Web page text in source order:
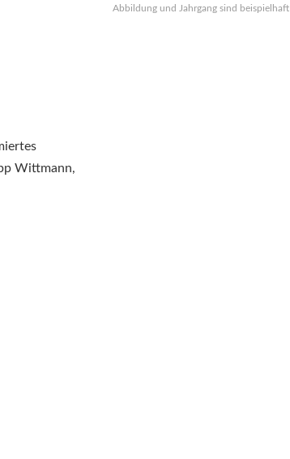
Wittmann,
Abbildung und Jahrgang sind beispielhaft